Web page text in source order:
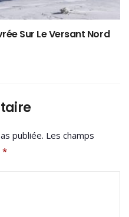
Sur Le Versant Nord
publiée. Les champs
*